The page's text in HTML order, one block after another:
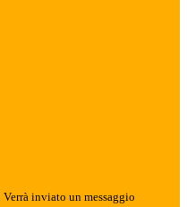
Verrà inviato un messaggio